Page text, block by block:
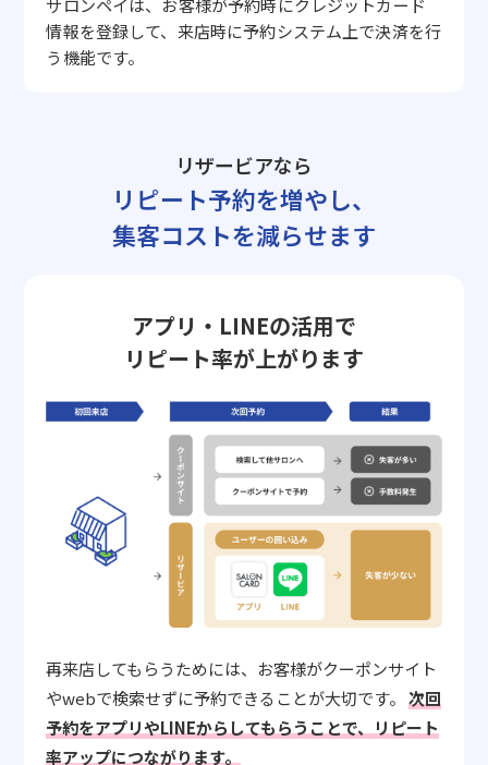
情報を登録して、来店時に予約システム上で決済を行
う機能です。
リザービアなら
リピート予約を増やし、
集客コストを減らせます
アプリ・LINEの活用で
リピート率が上がります
再来店してもらうためには、お客様がクーポンサイト
やwebで検索せずに予約できることが大切です。 次回
予約をアプリやLINEからしてもらうことで、リピート
率アップにつながります。